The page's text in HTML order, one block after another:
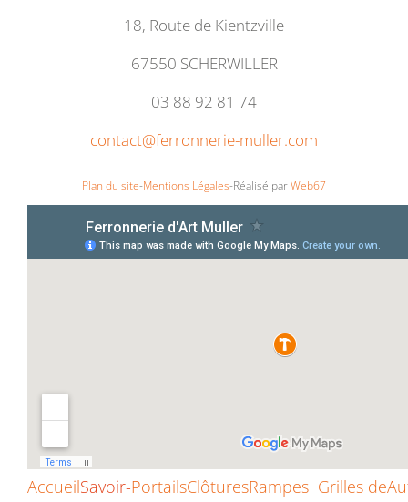
18, Route de Kientzville
67550 SCHERWILLER
03 88 92 81 74
contact@ferronnerie-muller.com
Plan du site-Mentions Légales-Réalisé parWeb67
AccueilSavoir-PortailsClôturesRampes Grilles de